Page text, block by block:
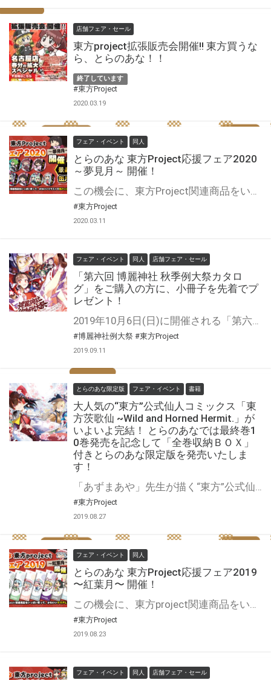
店舗フェア・セール
東方project拡張販売会開催!! 東方買うな
ら、とらのあな！！
終了しています
#東方Project
2020.03.19
フェア・イベント 同人
とらのあな 東方Project応援フェア2020
～夢見月～ 開催！
この機会に、東方Project関連商品をいっぱい買って、かわいいイラストの缶バッジをコレクションしよう♪
#東方Project
2020.03.11
フェア・イベント 同人 店舗フェア・セール
「第六回 博麗神社 秋季例大祭カタロ
グ」をご購入の方に、小冊子を先着でプ
レゼント！
2019年10月6日(日)に開催される「第六回 博麗神社 秋季例大祭」の目録（カタログ）が9月21日(土)発売！ とらのあなでは「第六回 博麗神社 秋季例大祭目録（カタログ）」をご購入の方に、『先着』特典として豪華フルカラー28P・イラスト総数45枚(40キャラ)の大ボリュームでお届けする東方Projectキャラクター名鑑 弐（ひこうしき）をプレゼントいたします！ 津留崎 優先生の描き下ろしイラストが42枚も含まれている他、新作の東方鬼形獣からPC98時代の旧作キャラまで網羅し、キャラデータも掲載しておりますので、読みごたえも抜群です！ この機会に是非、お買い求めください！
#博麗神社例大祭 #東方Project
2019.09.11
とらのあな限定版 フェア・イベント 書籍
大人気の“東方”公式仙人コミックス「東
方茨歌仙 ~Wild and Horned Hermit.」が
いよいよ完結！ とらのあなでは最終巻1
0巻発売を記念して「全巻収納ＢＯＸ」
付きとらのあな限定版を発売いたしま
す！
「あずまあや」先生が描く“東方”公式仙人コミックス「東方茨歌仙 ~Wild and Horned Hermit.」完結10巻が9/27に発売！ 「あずまあや」先生描き下ろしイラストによる博麗霊夢＆霧雨魔理沙のフィギュア付き特装版も同時発売なので要チェックです。 とらのあなでは完結を記念して全巻収納ＢＯＸ付の限定版を発売いたします。 イラストは「あずまあや」先生の描き下ろしイラスト入りです！ 今までお買い上げのお客様も、完結を期に一気に読んでみたいというお客様も 是非この機会にお買い求めください！
#東方Project
2019.08.27
フェア・イベント 同人
とらのあな 東方Project応援フェア2019
〜紅葉月〜 開催！
この機会に、東方project関連商品をいっぱい買って、かわいいクリアしおりをGetしよう♪
#東方Project
2019.08.23
フェア・イベント 同人 店舗フェア・セール